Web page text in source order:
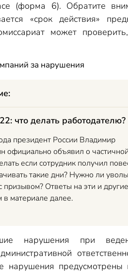
(форма 6). Обратите
«срок действия»
может
за нарушения
что делать работодателю?
президент России Владимир
официально объявил о
если сотрудник получил
такие дни? Нужно ли
призывом? Ответы на эти и другие
в материале далее.
нарушения при
нарушения